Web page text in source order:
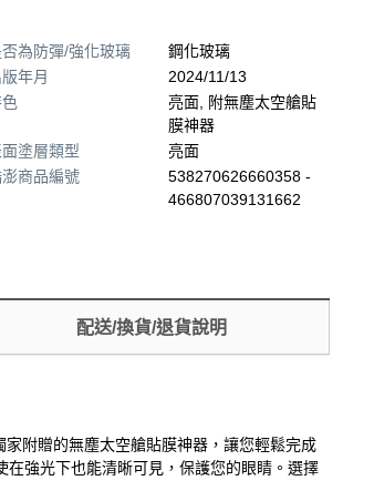
為防彈/強化玻璃
鋼化玻璃
年月
2024/11/13
亮面, 附無塵太空艙貼
膜神器
面塗層類型
亮面
商品編號
538270626660358 -
466807039131662
配送/換貨/退貨說明
附贈的無塵太空艙貼膜神器，讓您輕鬆完成
強光下也能清晰可見，保護您的眼睛。選擇